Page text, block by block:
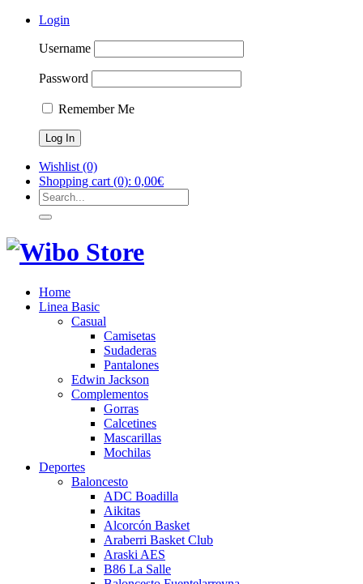
Login
Username
Password
Remember Me
Wishlist (0)
Shopping cart (0): 0,00€
Home
Linea Basic
Casual
Camisetas
Sudaderas
Pantalones
Edwin Jackson
Complementos
Gorras
Calcetines
Mascarillas
Mochilas
Deportes
Baloncesto
ADC Boadilla
Aikitas
Alcorcón Basket
Araberri Basket Club
Araski AES
B86 La Salle